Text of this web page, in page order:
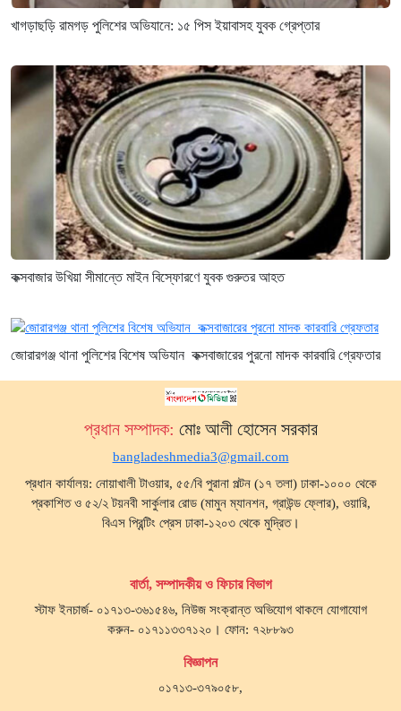
খাগড়াছড়ি রামগড় পুলিশের অভিযানে: ১৫ পিস ইয়াবাসহ যুবক গ্রেপ্তার
কক্সবাজার উখিয়া সীমান্তে মাইন বিস্ফোরণে যুবক গুরুতর আহত
জোরারগঞ্জ থানা পুলিশের বিশেষ অভিযান কক্সবাজারের পুরনো মাদক কারবারি গ্রেফতার
প্রধান সম্পাদক: মোঃ আলী হোসেন সরকার
bangladeshmedia3@gmail.com
প্রধান কার্যালয়: নোয়াখালী টাওয়ার, ৫৫/বি পুরানা পল্টন (১৭ তলা) ঢাকা-১০০০ থেকে
প্রকাশিত ও ৫২/২ টয়নবী সার্কুলার রোড (মামুন ম্যানশন, গ্রাউন্ড ফ্লোর), ওয়ারি,
বিএস প্রিন্টিং প্রেস ঢাকা-১২০৩ থেকে মুদ্রিত।
বার্তা, সম্পাদকীয় ও ফিচার বিভাগ
স্টাফ ইনচার্জ- ০১৭১৩-৩৬১৫৪৬, নিউজ সংক্রান্ত অভিযোগ থাকলে যোগাযোগ
করুন- ০১৭১১৩৩৭১২০। ফোন: ৭২৮৮৯৩
বিজ্ঞাপন
০১৭১৩-৩৭৯০৫৮,